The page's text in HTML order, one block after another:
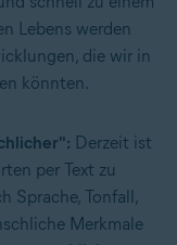
Lebens werden
die wir in
könnten.
Derzeit ist
per Text zu
Sprache, Tonfall,
Merkmale